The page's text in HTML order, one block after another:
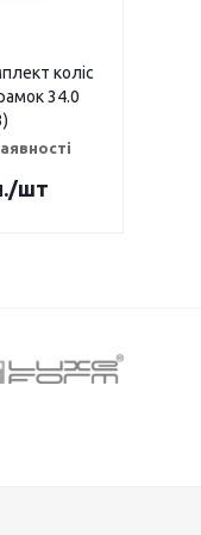
коліс
34.0
/шт